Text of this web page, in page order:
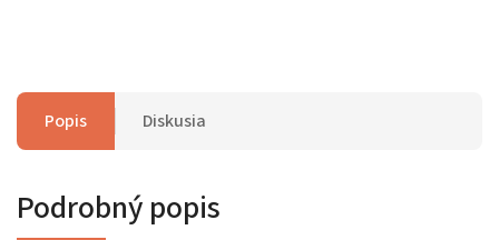
Popis Diskusia
Podrobný popis